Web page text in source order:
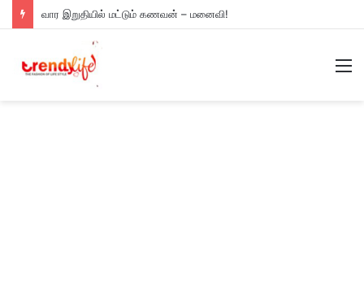
வார இறுதியில் மட்டும் கணவன் – மனைவி!